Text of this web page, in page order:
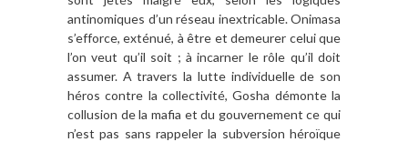
antinomiques d’un réseau inextricable. Onimasa
s’efforce, exténué, à être et demeurer celui que
l’on veut qu’il soit ; à incarner le rôle qu’il doit
assumer. A travers la lutte individuelle de son
héros contre la collectivité, Gosha démonte la
collusion de la mafia et du gouvernement ce qui
n’est pas sans rappeler la subversion héroïque